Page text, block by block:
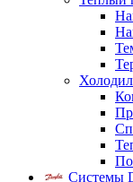
Системы